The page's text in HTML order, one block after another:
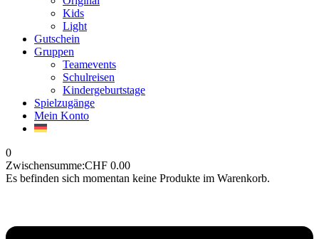
Kids
Light
Gutschein
Gruppen
Teamevents
Schulreisen
Kindergeburtstage
Spielzugänge
Mein Konto
0
Zwischensumme:CHF 0.00
Es befinden sich momentan keine Produkte im Warenkorb.